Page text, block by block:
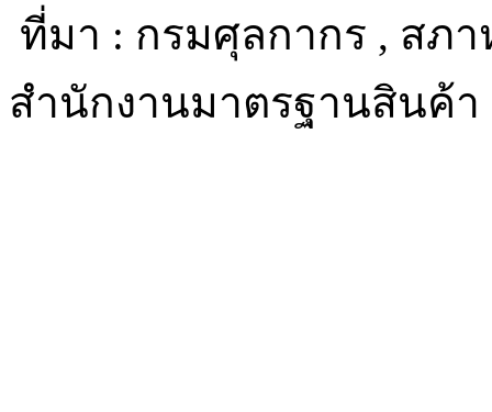
ที่มา : กรมศุลกากร , สภ
สำนักงานมาตรฐานสินค้า